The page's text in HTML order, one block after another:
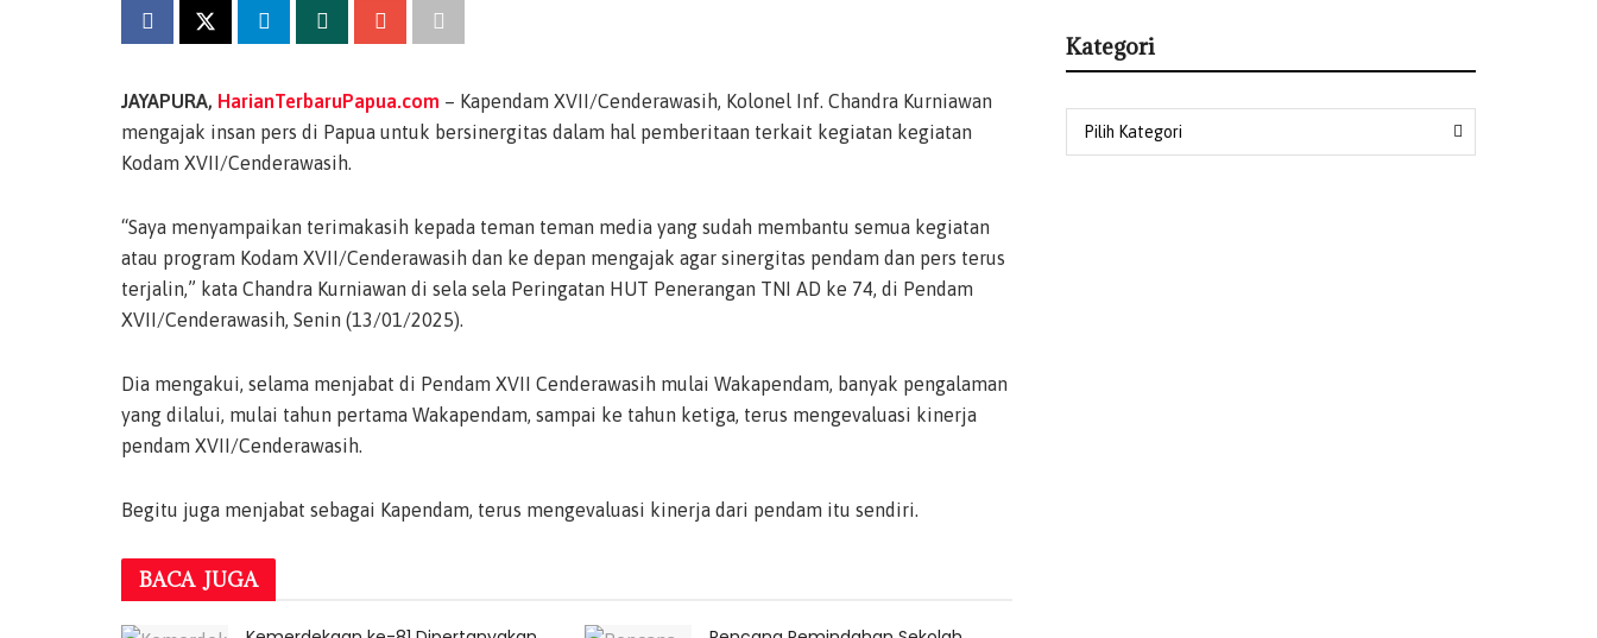
JAYAPURA, HarianTerbaruPapua.com – Kapendam XVII/Cenderawasih, Kolonel Inf. Chandra Kurniawan
mengajak insan pers di Papua untuk bersinergitas dalam hal pemberitaan terkait kegiatan kegiatan
Kodam XVII/Cenderawasih.
“Saya menyampaikan terimakasih kepada teman teman media yang sudah membantu semua kegiatan
atau program Kodam XVII/Cenderawasih dan ke depan mengajak agar sinergitas pendam dan pers terus
terjalin,” kata Chandra Kurniawan di sela sela Peringatan HUT Penerangan TNI AD ke 74, di Pendam
XVII/Cenderawasih, Senin (13/01/2025).
Dia mengakui, selama menjabat di Pendam XVII Cenderawasih mulai Wakapendam, banyak pengalaman
yang dilalui, mulai tahun pertama Wakapendam, sampai ke tahun ketiga, terus mengevaluasi kinerja
pendam XVII/Cenderawasih.
Begitu juga menjabat sebagai Kapendam, terus mengevaluasi kinerja dari pendam itu sendiri.
BACA JUGA
Kategori
Pilih Kategori